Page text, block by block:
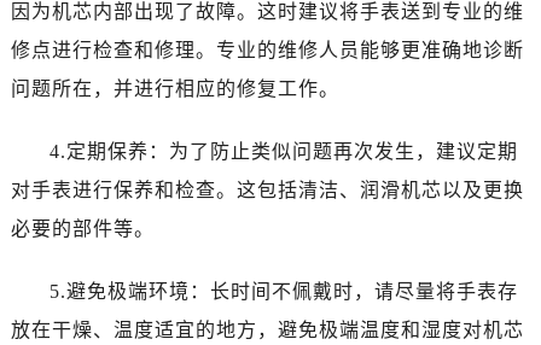
因为机芯内部出现了故障。这时建议将手表送到专业的维
修点进行检查和修理。专业的维修人员能够更准确地诊断
问题所在，并进行相应的修复工作。
4.定期保养：为了防止类似问题再次发生，建议定期
对手表进行保养和检查。这包括清洁、润滑机芯以及更换
必要的部件等。
5.避免极端环境：长时间不佩戴时，请尽量将手表存
放在干燥、温度适宜的地方，避免极端温度和湿度对机芯